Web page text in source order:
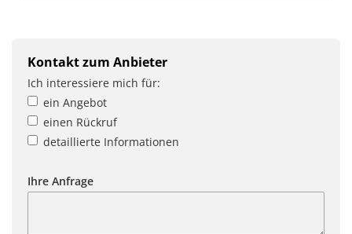
Kontakt zum Anbieter
Ich interessiere mich für:
ein Angebot
einen Rückruf
detaillierte Informationen
Ihre Anfrage